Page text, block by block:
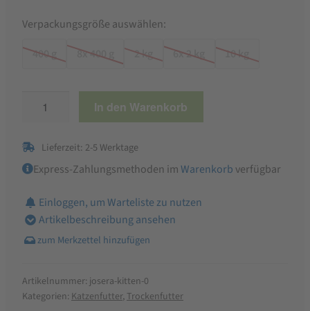
Verpackungsgröße auswählen:
400 g
8x 400 g 2 kg 6x 2 kg 10 kg
Kitten
Menge
In den Warenkorb
Lieferzeit: 2-5 Werktage
Express-Zahlungsmethoden imWarenkorb verfügbar
Einloggen, um Warteliste zu nutzen
Artikelbeschreibung ansehen
Artikelnummer: josera-kitten-0
Kategorien: Katzenfutter,Trockenfutter